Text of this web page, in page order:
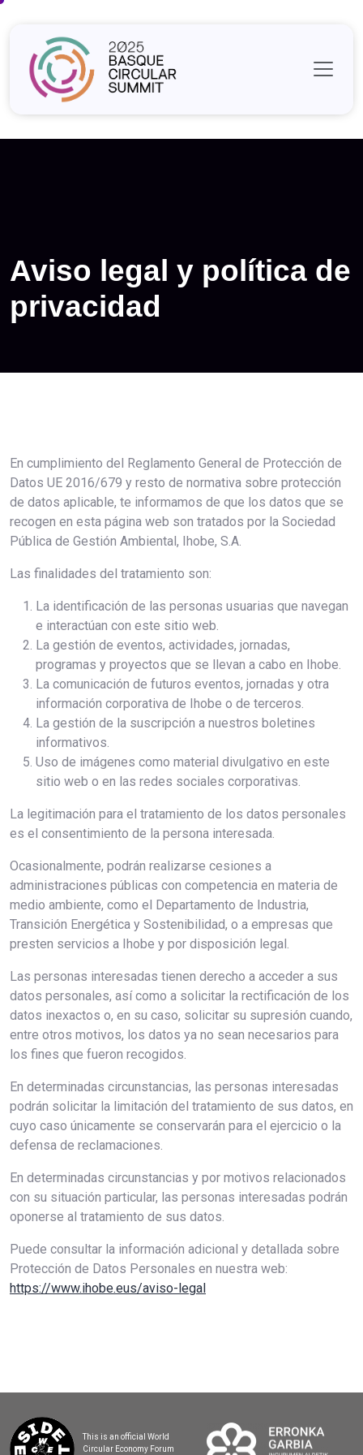
Skip
Aviso legal y política de
privacidad
En cumplimiento del Reglamento General de Protección de
Datos UE 2016/679 y resto de normativa sobre protección
de datos aplicable, te informamos de que los datos que se
recogen en esta página web son tratados por la Sociedad
Pública de Gestión Ambiental, Ihobe, S.A.
Las finalidades del tratamiento son:
La identificación de las personas usuarias que navegan
e interactúan con este sitio web.
La gestión de eventos, actividades, jornadas,
programas y proyectos que se llevan a cabo en Ihobe.
La comunicación de futuros eventos, jornadas y otra
información corporativa de Ihobe o de terceros.
La gestión de la suscripción a nuestros boletines
informativos.
Uso de imágenes como material divulgativo en este
sitio web o en las redes sociales corporativas.
La legitimación para el tratamiento de los datos personales
es el consentimiento de la persona interesada.
Ocasionalmente, podrán realizarse cesiones a
administraciones públicas con competencia en materia de
medio ambiente, como el Departamento de Industria,
Transición Energética y Sostenibilidad, o a empresas que
presten servicios a Ihobe y por disposición legal.
Las personas interesadas tienen derecho a acceder a sus
datos personales, así como a solicitar la rectificación de los
datos inexactos o, en su caso, solicitar su supresión cuando,
entre otros motivos, los datos ya no sean necesarios para
los fines que fueron recogidos.
En determinadas circunstancias, las personas interesadas
podrán solicitar la limitación del tratamiento de sus datos, en
cuyo caso únicamente se conservarán para el ejercicio o la
defensa de reclamaciones.
En determinadas circunstancias y por motivos relacionados
con su situación particular, las personas interesadas podrán
oponerse al tratamiento de sus datos.
Puede consultar la información adicional y detallada sobre
Protección de Datos Personales en nuestra web:
https://www.ihobe.eus/aviso-legal
This is an official World
Circular Economy Forum